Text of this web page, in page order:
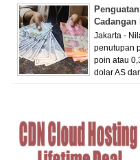
Cadangan
Jakarta -
penutupan
poin atau
dolar AS